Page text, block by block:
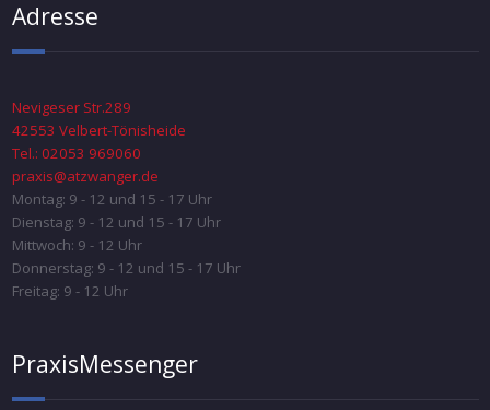
Adresse
Nevigeser Str.289
42553 Velbert-Tönisheide
Tel.: 02053 969060
praxis@atzwanger.de
Montag: 9 - 12 und 15 - 17 Uhr
Dienstag: 9 - 12 und 15 - 17 Uhr
Mittwoch: 9 - 12 Uhr
Donnerstag: 9 - 12 und 15 - 17 Uhr
Freitag: 9 - 12 Uhr
PraxisMessenger